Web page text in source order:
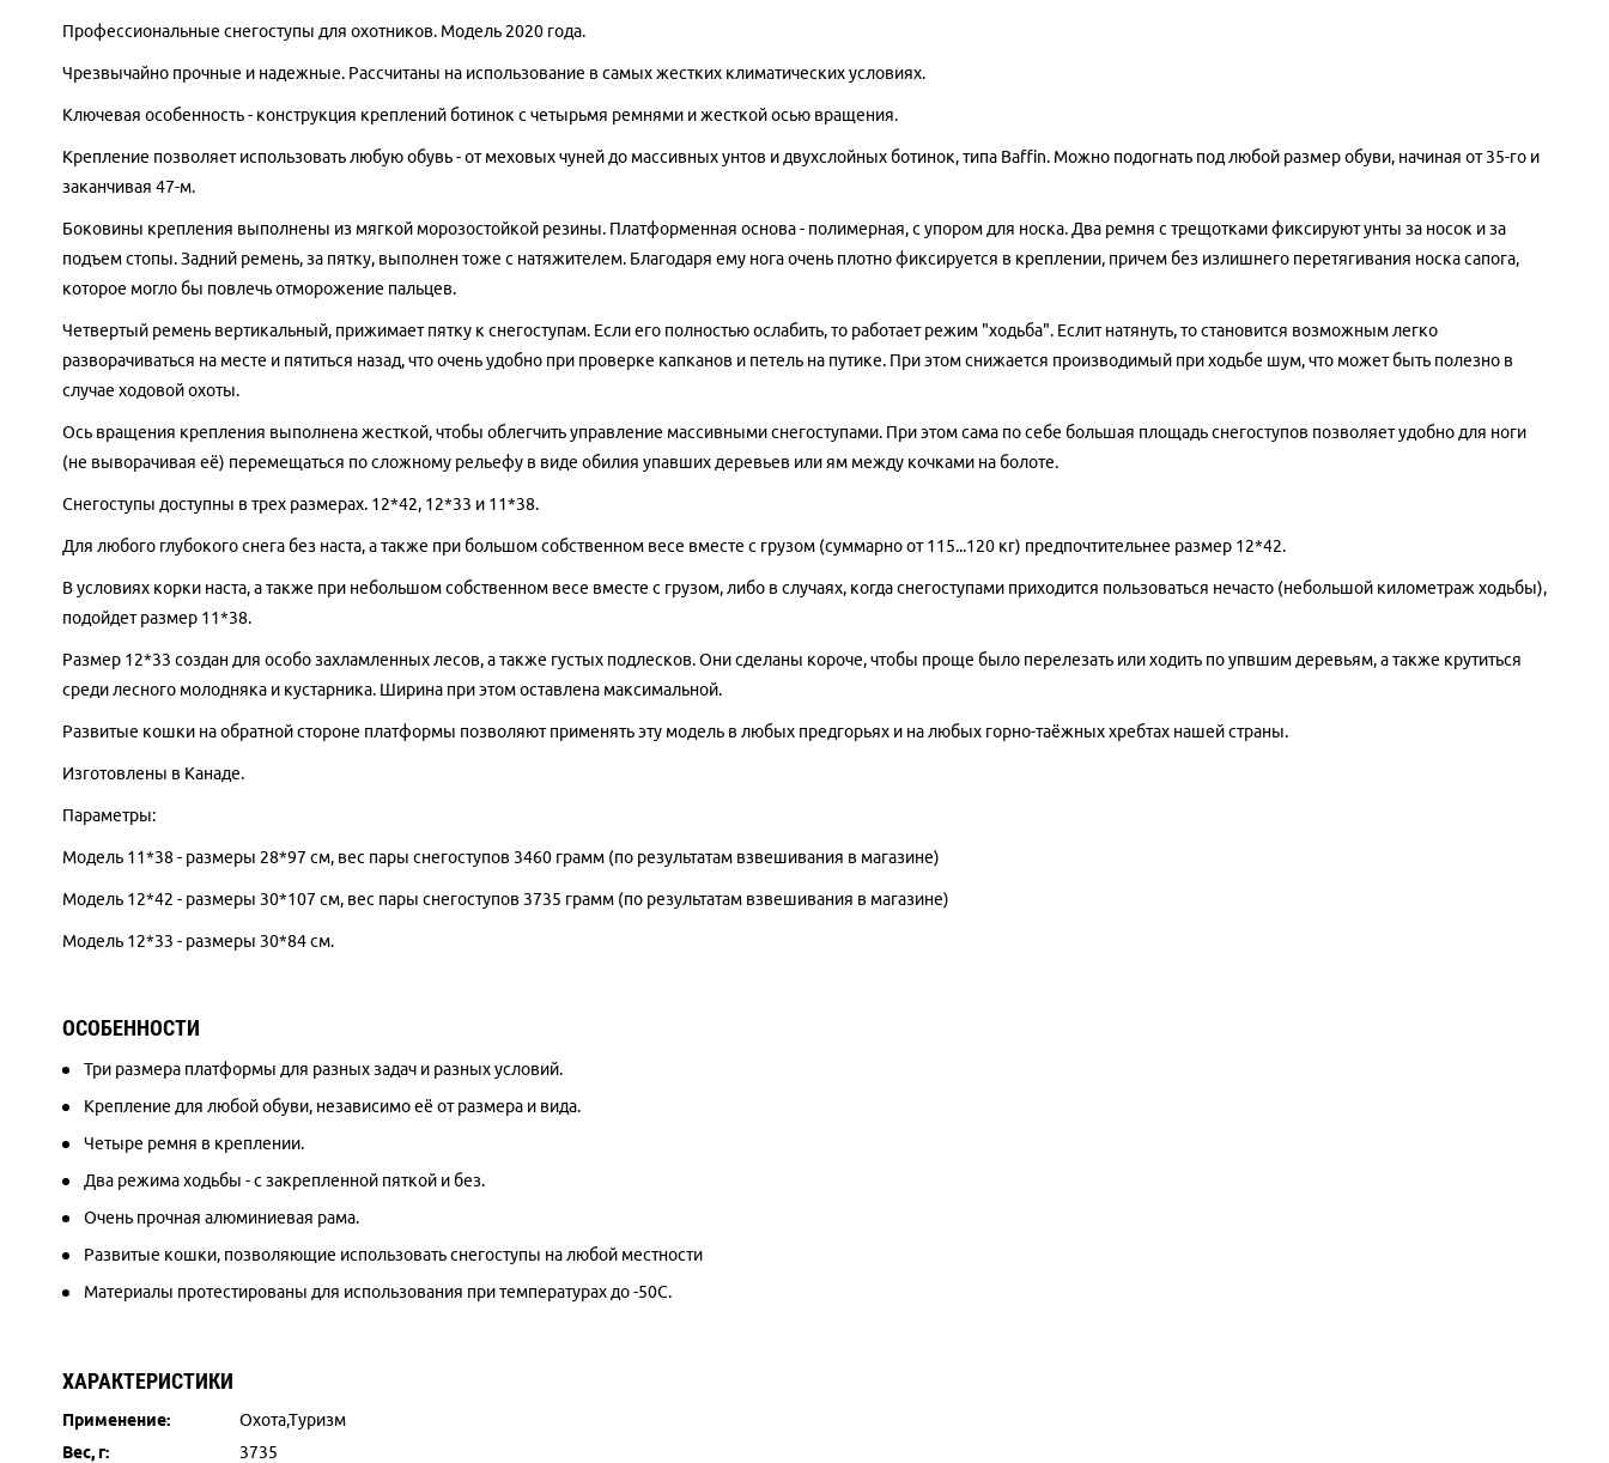
Профессиональные снегоступы для охотников. Модель 2020 года.
Чрезвычайно прочные и надежные. Рассчитаны на использование в самых жестких климатических условиях.
Ключевая особенность - конструкция креплений ботинок с четырьмя ремнями и жесткой осью вращения.
Крепление позволяет использовать любую обувь - от меховых чуней до массивных унтов и двухслойных ботинок, типа Baffin. Можно подогнать под любой размер обуви, начиная от 35-го и
заканчивая 47-м.
Боковины крепления выполнены из мягкой морозостойкой резины. Платформенная основа - полимерная, с упором для носка. Два ремня с трещотками фиксируют унты за носок и за
подъем стопы. Задний ремень, за пятку, выполнен тоже с натяжителем. Благодаря ему нога очень плотно фиксируется в креплении, причем без излишнего перетягивания носка сапога,
которое могло бы повлечь отморожение пальцев.
Четвертый ремень вертикальный, прижимает пятку к снегоступам. Если его полностью ослабить, то работает режим "ходьба". Еслит натянуть, то становится возможным легко
разворачиваться на месте и пятиться назад, что очень удобно при проверке капканов и петель на путике. При этом снижается производимый при ходьбе шум, что может быть полезно в
случае ходовой охоты.
Ось вращения крепления выполнена жесткой, чтобы облегчить управление массивными снегоступами. При этом сама по себе большая площадь снегоступов позволяет удобно для ноги
(не выворачивая её) перемещаться по сложному рельефу в виде обилия упавших деревьев или ям между кочками на болоте.
Снегоступы доступны в трех размерах. 12*42, 12*33 и 11*38.
Для любого глубокого снега без наста, а также при большом собственном весе вместе с грузом (суммарно от 115...120 кг) предпочтительнее размер 12*42.
В условиях корки наста, а также при небольшом собственном весе вместе с грузом, либо в случаях, когда снегоступами приходится пользоваться нечасто (небольшой километраж ходьбы),
подойдет размер 11*38.
Размер 12*33 создан для особо захламленных лесов, а также густых подлесков. Они сделаны короче, чтобы проще было перелезать или ходить по упвшим деревьям, а также крутиться
среди лесного молодняка и кустарника. Ширина при этом оставлена максимальной.
Развитые кошки на обратной стороне платформы позволяют применять эту модель в любых предгорьях и на любых горно-таёжных хребтах нашей страны.
Изготовлены в Канаде.
Параметры:
Модель 11*38 - размеры 28*97 см, вес пары снегоступов 3460 грамм (по результатам взвешивания в магазине)
Модель 12*42 - размеры 30*107 см, вес пары снегоступов 3735 грамм (по результатам взвешивания в магазине)
Модель 12*33 - размеры 30*84 см.
ОСОБЕННОСТИ
Три размера платформы для разных задач и разных условий.
Крепление для любой обуви, независимо её от размера и вида.
Четыре ремня в креплении.
Два режима ходьбы - с закрепленной пяткой и без.
Очень прочная алюминиевая рама.
Развитые кошки, позволяющие использовать снегоступы на любой местности
Материалы протестированы для использования при температурах до -50С.
ХАРАКТЕРИСТИКИ
Применение:
Охота,Туризм
Вес, г:
3735